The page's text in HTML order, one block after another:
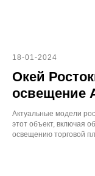
18-01-2024
Окей
освещение
Актуальные модели
этот объект, включая
освещению торговой